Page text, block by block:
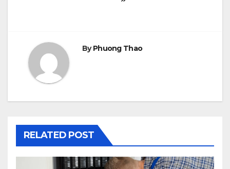
ByPhuong Thao
RELATED POST